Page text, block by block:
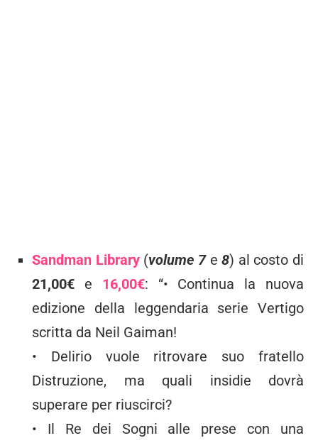
Sandman Library(volume 7e8) al costo di
21,00€ e 16,00€: “• Continua la nuova
edizione della leggendaria serie Vertigo
scritta da Neil Gaiman!
• Delirio vuole ritrovare suo fratello
Distruzione, ma quali insidie dovrà
superare per riuscirci?
• Il Re dei Sogni alle prese con una